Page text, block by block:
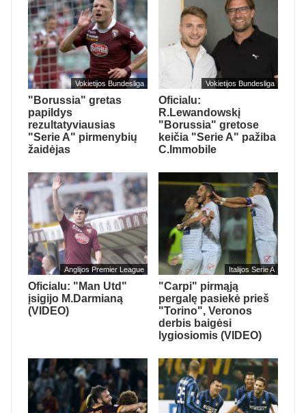
Vokietijos Bundesliga
"Borussia" gretas
papildys
rezultatyviausias
"Serie A" pirmenybių
žaidėjas
Vokietijos Bundesliga
Oficialu:
R.Lewandowskį
"Borussia" gretose
keičia "Serie A" pažiba
C.Immobile
Anglijos Premier League
Oficialu: "Man Utd"
įsigijo M.Darmianą
(VIDEO)
Italijos Serie A
"Carpi" pirmąją
pergalę pasiekė prieš
"Torino", Veronos
derbis baigėsi
lygiosiomis (VIDEO)